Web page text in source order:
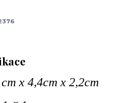
x 4,4cm x 2,2cm